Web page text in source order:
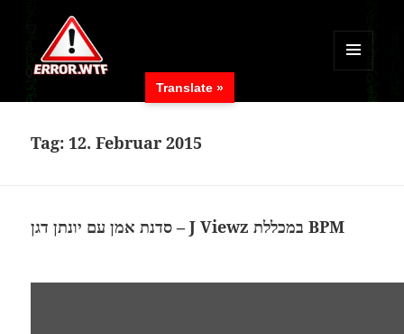
MENÜ
WIDGETS
Tag: 12. Februar 2015
סדנת אמן עם יונתן דגן – J Viewz במכללת BPM
Translate »